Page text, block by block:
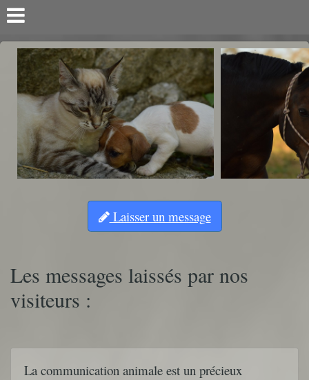
Laisser un message
Les messages laissés par nos
visiteurs :
La communication animale est un précieux